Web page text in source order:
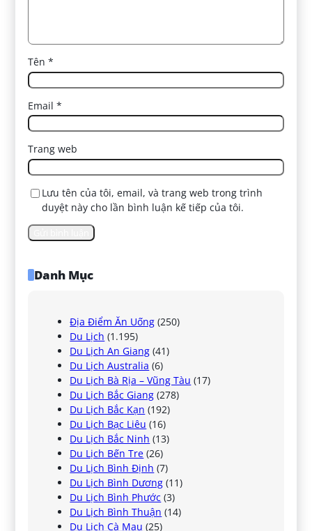
Tên*
Email*
Trang web
Lưu tên của tôi, email, và trang web trong trình
duyệt này cho lần bình luận kế tiếp của tôi.
Danh Mục
Địa Điểm Ăn Uống (250)
Du Lịch (1.195)
Du Lịch An Giang (41)
Du Lịch Australia (6)
Du Lịch Bà Rịa – Vũng Tàu (17)
Du Lịch Bắc Giang (278)
Du Lịch Bắc Kạn (192)
Du Lịch Bạc Liêu (16)
Du Lịch Bắc Ninh (13)
Du Lịch Bến Tre (26)
Du Lịch Bình Định (7)
Du Lịch Bình Dương (11)
Du Lịch Bình Phước (3)
Du Lịch Bình Thuận (14)
Du Lịch Cà Mau (25)